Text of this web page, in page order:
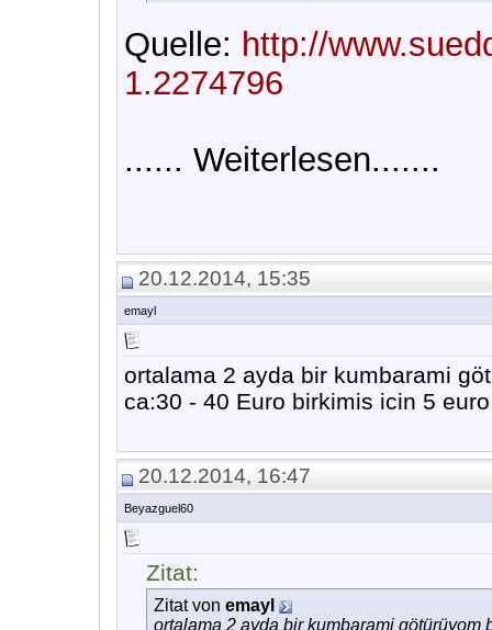
Quelle: http://
1.2274796
...... Weiterlesen.......
20.12.2014, 15:35
emayl
ortalama 2 ayda bir kumbarami
ca:30 - 40 Euro birkimis icin 5
20.12.2014, 16:47
Beyazguel60
Zitat:
Zitat von emayl
ortalama 2 ayda bir kumbarami götürüyom